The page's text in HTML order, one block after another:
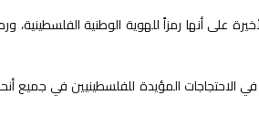
أنها رمزاً للهوية الوطنية الفلسطينية،
الاحتجاجات المؤيدة للفلسطينيين في جميع